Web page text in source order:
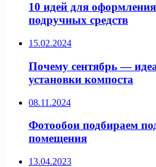
10 идей для
подручных средств
15.02.2024
Почему сентябрь —
установки компоста
08.11.2024
Фотообои подбираем
помещения
13.04.2023